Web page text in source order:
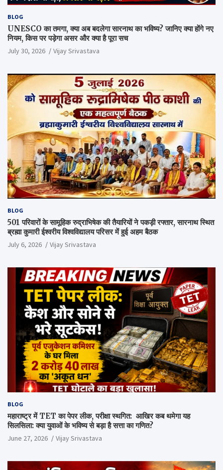
BLOG
UNESCO का तमगा, क्या अब बदलेगा सारनाथ का भविष्य? जानिए क्या होंगे नए
नियम, किस पर पड़ेगा असर और क्या है पूरा सच
July 30, 2026 Vijay Srivastava
BLOG
501 परिवारों के सामूहिक रुद्राभिषेक की तैयारियों ने पकड़ी रफ्तार, सारनाथ स्थित
ब्रह्मा कुमारी ईश्वरीय विश्वविद्यालय परिसर में हुई अहम बैठक
July 6, 2026 Vijay Srivastava
BLOG
महाराष्ट्र में TET का पेपर लीक, परीक्षा स्थगित: आखिर कब थमेगा यह
सिलसिला: क्या युवाओं के भविष्य से बड़ा है सत्ता का गणित?
June 27, 2026 Vijay Srivastava